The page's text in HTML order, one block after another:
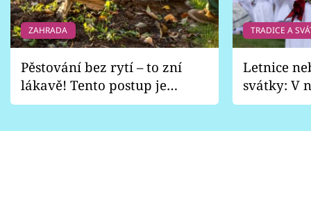
ZAHRADA
Pěstování bez rytí – to zní
lákavě! Tento postup je
vhodný jen pro některé
TRADICE A
Letnice
svátky: V
pondělí